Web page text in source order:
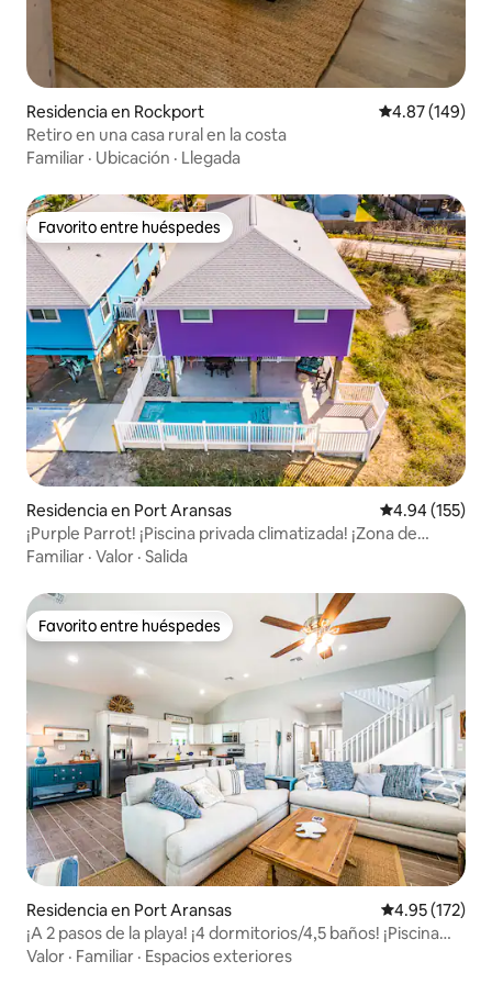
Residencia en Rockport Calificación
4.87 (149)
Retiro en una casa rural en la costa
Familiar · Ubicación · Llegada
Favorito entre huéspedes
Favorito entre huéspedes
Residencia en Port Aransas Calificación
4.94 (155)
¡Purple Parrot! ¡Piscina privada climatizada! ¡Zona de
carritos!
Familiar · Valor · Salida
Favorito entre huéspedes
Favorito entre huéspedes
Residencia en Port Aransas Calificación
4.95 (172)
¡A 2 pasos de la playa! ¡4 dormitorios/4,5 baños! ¡Piscina
comunitaria!
Valor · Familiar · Espacios exteriores